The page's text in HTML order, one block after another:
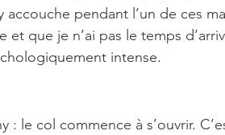
pendant l’un de ces
que je n’ai pas le temps
intense.
: le col commence à s’ouvrir.